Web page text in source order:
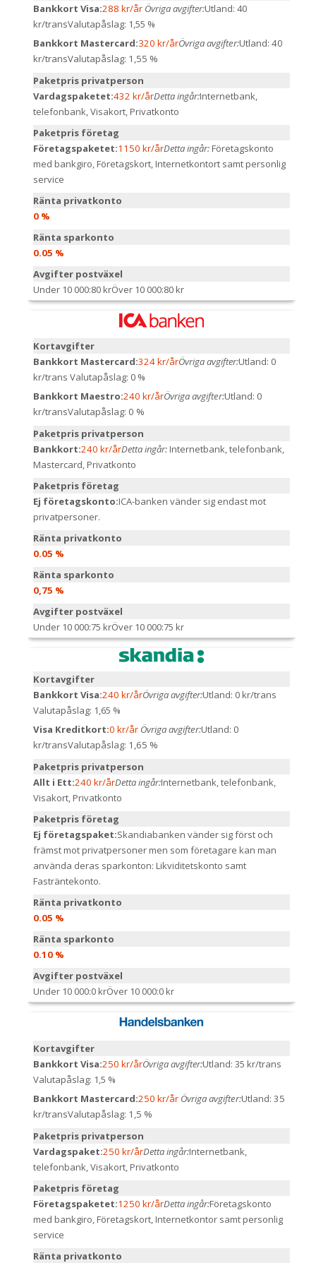
Bankkort Visa:288 kr/år Övriga avgifter:Utland: 40
kr/transValutapåslag: 1,55 %
Bankkort Mastercard:320 kr/årÖvriga avgifter:Utland: 40
kr/transValutapåslag: 1,55 %
Paketpris privatperson
Vardagspaketet:432 kr/årDetta ingår:Internetbank,
telefonbank, Visakort, Privatkonto
Paketpris företag
Företagspaketet:1150 kr/årDetta ingår: Företagskonto
med bankgiro, Företagskort, Internetkontort samt personlig
service
Ränta privatkonto
0 %
Ränta sparkonto
0.05 %
Avgifter postväxel
Under 10 000:80 krÖver 10 000:80 kr
Kortavgifter
Bankkort Mastercard:324 kr/årÖvriga avgifter:Utland: 0
kr/trans Valutapåslag: 0 %
Bankkort Maestro:240 kr/årÖvriga avgifter:Utland: 0
kr/transValutapåslag: 0 %
Paketpris privatperson
Bankkort:240 kr/årDetta ingår: Internetbank, telefonbank,
Mastercard, Privatkonto
Paketpris företag
Ej företagskonto:ICA-banken vänder sig endast mot
privatpersoner.
Ränta privatkonto
0.05 %
Ränta sparkonto
0,75 %
Avgifter postväxel
Under 10 000:75 krÖver 10 000:75 kr
Kortavgifter
Bankkort Visa:240 kr/årÖvriga avgifter:Utland: 0 kr/trans
Valutapåslag: 1,65 %
Visa Kreditkort:0 kr/år Övriga avgifter:Utland: 0
kr/transValutapåslag: 1,65 %
Paketpris privatperson
Allt i Ett:240 kr/årDetta ingår:Internetbank, telefonbank,
Visakort, Privatkonto
Paketpris företag
Ej företagspaket:Skandiabanken vänder sig först och
främst mot privatpersoner men som företagare kan man
använda deras sparkonton: Likviditetskonto samt
Fasträntekonto.
Ränta privatkonto
0.05 %
Ränta sparkonto
0.10 %
Avgifter postväxel
Under 10 000:0 krÖver 10 000:0 kr
Kortavgifter
Bankkort Visa:250 kr/årÖvriga avgifter:Utland: 35 kr/trans
Valutapåslag: 1,5 %
Bankkort Mastercard:250 kr/år Övriga avgifter:Utland: 35
kr/transValutapåslag: 1,5 %
Paketpris privatperson
Vardagspaket:250 kr/årDetta ingår:Internetbank,
telefonbank, Visakort, Privatkonto
Paketpris företag
Företagspaketet:1250 kr/årDetta ingår:Företagskonto
med bankgiro, Företagskort, Internetkontor samt personlig
service
Ränta privatkonto